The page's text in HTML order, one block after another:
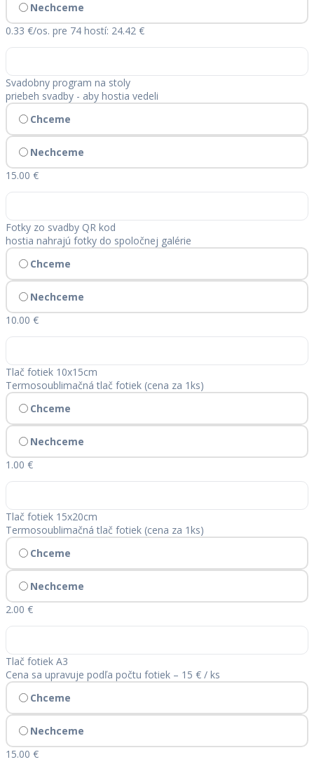
Nechceme
0.33 €/os. pre 74 hostí: 24.42 €
Svadobny program na stoly
priebeh svadby - aby hostia vedeli
Chceme
Nechceme
15.00 €
Fotky zo svadby QR kod
hostia nahrajú fotky do spoločnej galérie
Chceme
Nechceme
10.00 €
Tlač fotiek 10x15cm
Termosoublimačná tlač fotiek (cena za 1ks)
Chceme
Nechceme
1.00 €
Tlač fotiek 15x20cm
Termosoublimačná tlač fotiek (cena za 1ks)
Chceme
Nechceme
2.00 €
Tlač fotiek A3
Cena sa upravuje podľa počtu fotiek – 15 € / ks
Chceme
Nechceme
15.00 €